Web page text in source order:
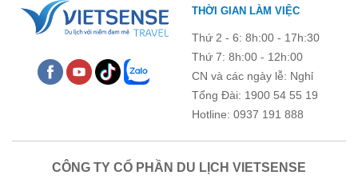
THỜI GIAN LÀM VIỆC
Thứ 2 - 6: 8h:00 - 17h:30
Thứ 7: 8h:00 - 12h:00
CN và các ngày lễ: Nghỉ
Tổng Đài: 1900 54 55 19
Hotline: 0937 191 888
CÔNG TY CỔ PHẦN DU LỊCH VIETSENSE